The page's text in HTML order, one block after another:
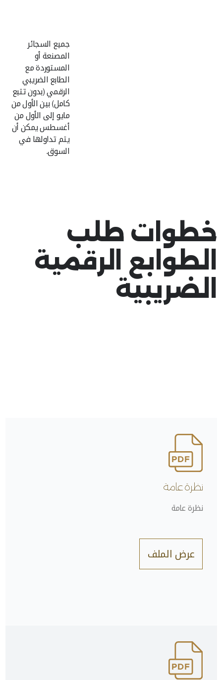
جميع السجائر
المصنعة أو
المستوردة مع
الطابع الضريبي
الرقمي (بدون تتبع
كامل) بين الأول من
مايو إلى الأول من
أغسطس يمكن أن
يتم تداولها في
السوق.
خطوات طلب
الطوابع الرقمية
الضريبية
نظرة عامة
نظرة عامة
عرض الملف